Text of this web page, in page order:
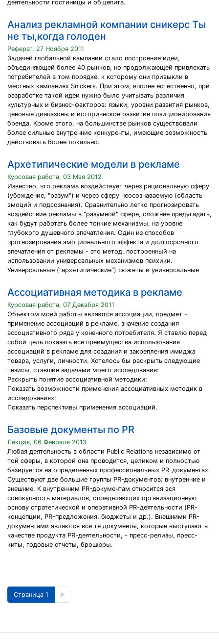
деятельности гостиницы и общепита.
Анализ рекламной компании сникерс Ты
не ты,когда голоден
Реферат, 27 Ноября 2011
Задачей глобальной кампании стало построение идеи,
объединяющей более 40 рынков, но продолжающей привлекать
потребителей в том порядке, к которому они привыкли в
местных кампаниях Snickers. При этом, вполне естественно, при
разработке такой идеи нужно было учитывать различия
культурных и бизнес-факторов: языки, уровни развития рынков,
ценовые диапазоны и историческое развитие позиционирования
бренда. Кроме этого, на большинстве рынков существовали
более сильные внутренние конкуренты, имеющие возможность
действовать более локально.
Архетипические модели в рекламе
Курсовая работа, 03 Мая 2012
Известно, что реклама воздействует через рациональную сферу
(убеждение, "разум") и через сферу неосознаваемую (область
эмоций и подсознания). Сравнительно легко прогнозировать
воздействие рекламы в "разумной" сфере, сложнее предугадать,
как будут работать более тонкие механизмы, на уровне
глубокого душевного впечатления. Один из способов
прогнозирования эмоционального эффекта и долгосрочного
впечатления от рекламы - это метод, построенный на
использовании универсальных механизмов психики.
Универсальные ("архетипические") сюжеты и универсальные
Ассоциативная методика в рекламе
Курсовая работа, 07 Декабря 2011
Объектом моей работы являются ассоциации, предмет -
применение ассоциаций в рекламе, значение создания
ассоциативного ряда у конечного потребителя. Я ставлю перед
собой цель показать все преимущества использования
ассоциаций в рекламе для создания и закрепления имиджа
товара, услуги, личности. Хотелось бы раскрыть следующие
тезисы, ставшие задачами моего исследования:
Раскрыть понятие ассоциативной методики;
Показать возможности применения ассоциативных методик в
исследованиях;
Показать перспективы применения ассоциаций.
Базовые документы по PR
Лекция, 06 Февраля 2013
Любая деятельность в области Public Relations независимо от
той сферы, в которой она проводится, целиком и полностью
базируется на определенных профессиональных PR-документах.
Существуют две большие группы PR-документов: внутренние и
внешние. К внутренним PR-документам относится вся
совокупность материалов, определяющих организационную
основу стратегической и оперативной PR-деятельности (PR-
концепции, PR-предложения, бюджеты и др.). Внешними PR-
документами являются все те документы, которые выступают в
качестве продукта PR-деятельности, - пресс-релизы, пресс-
киты, годовые отчеты, брошюры.
Страница 1 »